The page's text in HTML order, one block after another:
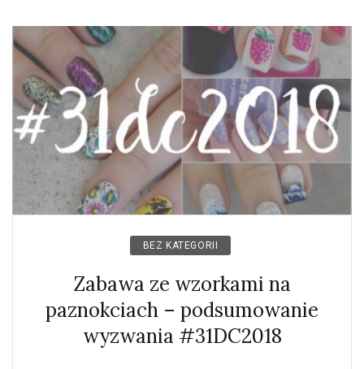
BEZ KATEGORII
Zabawa ze wzorkami na
paznokciach – podsumowanie
wyzwania #31DC2018